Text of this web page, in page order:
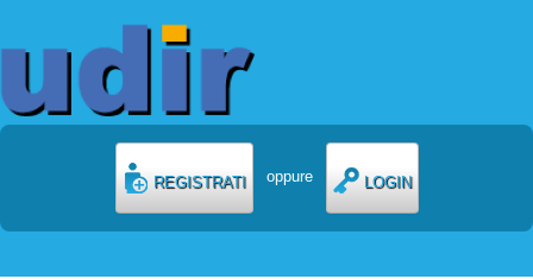
REGISTRATI oppure LOGIN